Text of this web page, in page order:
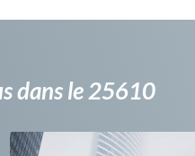
dans le 25610